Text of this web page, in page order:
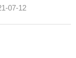
07-12